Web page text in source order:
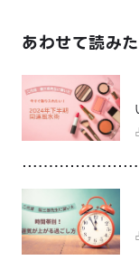
あわせて読み